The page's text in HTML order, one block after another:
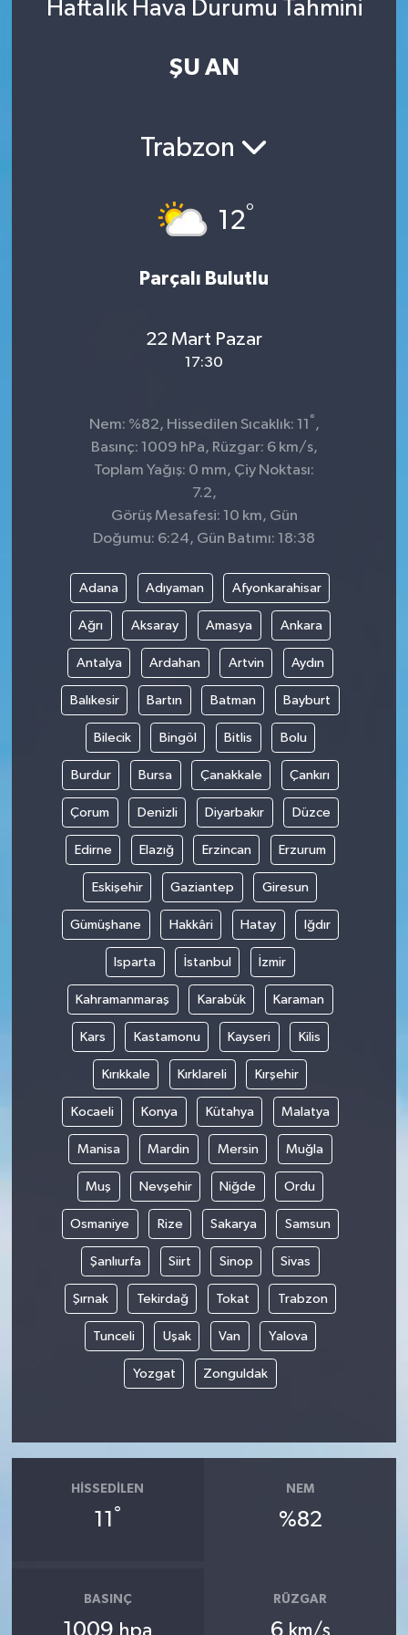
Haftalık Hava Durumu Tahmini
ŞU AN
Trabzon
12°
Parçalı Bulutlu
22 Mart Pazar
17:30
Nem: %82, Hissedilen Sıcaklık: 11 ° ,
Basınç: 1009 hPa, Rüzgar: 6 km/s,
Toplam Yağış: 0 mm, Çiy Noktası:
7.2,
Görüş Mesafesi: 10 km, Gün
Doğumu: 6:24, Gün Batımı: 18:38
Adana Adıyaman Afyonkarahisar
Ağrı Aksaray Amasya Ankara
Antalya Ardahan Artvin Aydın
Balıkesir Bartın Batman Bayburt
Bilecik Bingöl Bitlis Bolu
Burdur Bursa Çanakkale Çankırı
Çorum Denizli Diyarbakır Düzce
Edirne Elazığ Erzincan Erzurum
Eskişehir Gaziantep Giresun
Gümüşhane Hakkâri Hatay Iğdır
Isparta İstanbul İzmir
Kahramanmaraş Karabük Karaman
Kars Kastamonu Kayseri Kilis
Kırıkkale Kırklareli Kırşehir
Kocaeli Konya Kütahya Malatya
Manisa Mardin Mersin Muğla
Muş Nevşehir Niğde Ordu
Osmaniye Rize Sakarya Samsun
Şanlıurfa Siirt Sinop Sivas
Şırnak Tekirdağ Tokat Trabzon
Tunceli Uşak Van Yalova
Yozgat Zonguldak
HISSEDILEN
11 °
NEM
%82
BASINÇ RÜZGAR